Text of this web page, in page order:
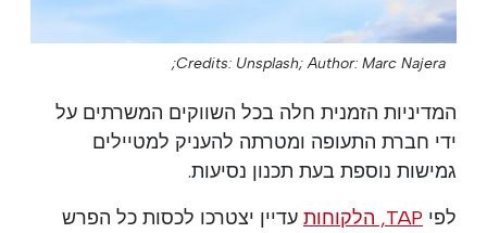
Credits: Unsplash; Author: Marc Najera;
המדיניות הזמנית חלה בכל השווקים המשרתים על
ידי חברת התעופה ומטרתה להעניק למטיילים
גמישות נוספת בעת תכנון נסיעות.
לפי TAP, הלקוחות
עדיין יצטרכו לכסות כל הפרש